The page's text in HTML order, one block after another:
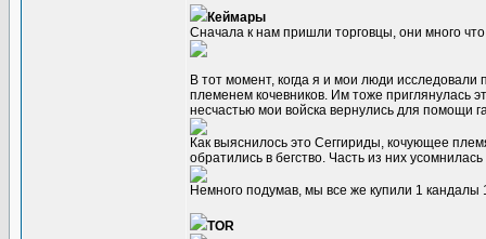
Кеймары
Сначала к нам пришли торговцы, они много
В тот момент, когда я и мои люди
племенем кочевников. Им тоже приглянулась
несчастью мои войска вернулись для помощи
Как выяснилось это Сеггириды, кочующее
обратились в бегство. Часть из них
Немного подумав, мы все же купили 1 кандалы
TOR